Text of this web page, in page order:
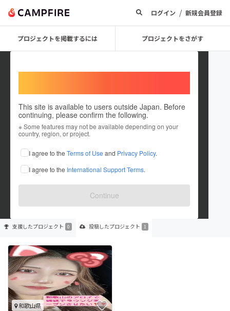
ログイン / 新規会員登録
プロジェクトを掲載するには プロジェクトをさがす
This site is available to users outside Japan. Before
continuing, please confirm the following.
※ Some features may not be available depending on your
country, region, or project.
I agree to the Terms of Use and Privacy Policy.
I agree to the International Support Terms.
Continue
yuutan1090
これまでに1件のプロジェクトを投稿しています
在住国：未設定
出身国：未設定
支援したプロジェクト 0 投稿したプロジェクト 1
和歌山県